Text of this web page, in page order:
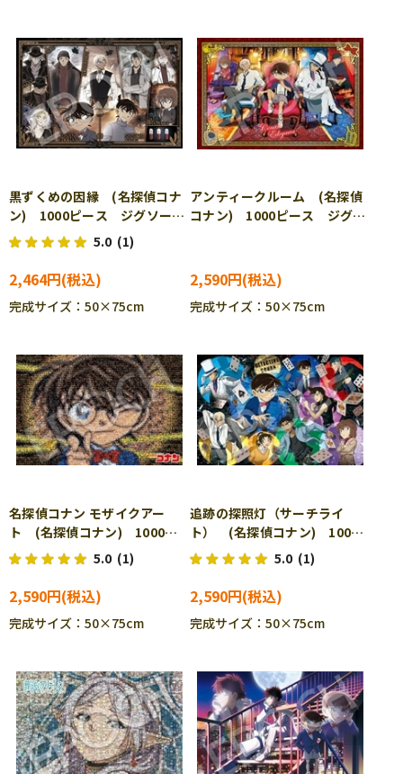
黒ずくめの因縁 (名探偵コナ
ン) 1000ピース ジグソーパ
ズル EPO-12-520s
5.0 (1)
2,464円
完成サイズ：50×75cm
アンティークルーム (名探偵
コナン) 1000ピース ジグソ
2,590円
完成サイズ：50×75cm
名探偵コナン モザイクアー
ト (名探偵コナン) 1000ピ
ース ジグソーパズル EPO-
12-604s
5.0 (1)
2,590円
完成サイズ：50×75cm
追跡の探照灯（サーチライ
ト） (名探偵コナン) 1000
ピース ジグソーパズル
EPO-12-611s
5.0 (1)
2,590円
完成サイズ：50×75cm